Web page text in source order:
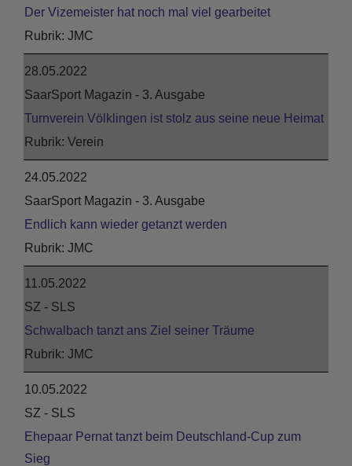
Der Vizemeister hat noch mal viel gearbeitet
JMC
28.05.2022
SaarSport Magazin - 3. Ausgabe
Turnverein Völklingen ist stolz aus seine neue Heimat
Verein
24.05.2022
SaarSport Magazin - 3. Ausgabe
Endlich kann wieder getanzt werden
JMC
11.05.2022
SZ - SLS
Schwalbach tanzt ans Ziel seiner Träume
JMC
10.05.2022
SZ - SLS
Ehepaar Pernat tanzt beim Deutschland-Cup zum
Sieg